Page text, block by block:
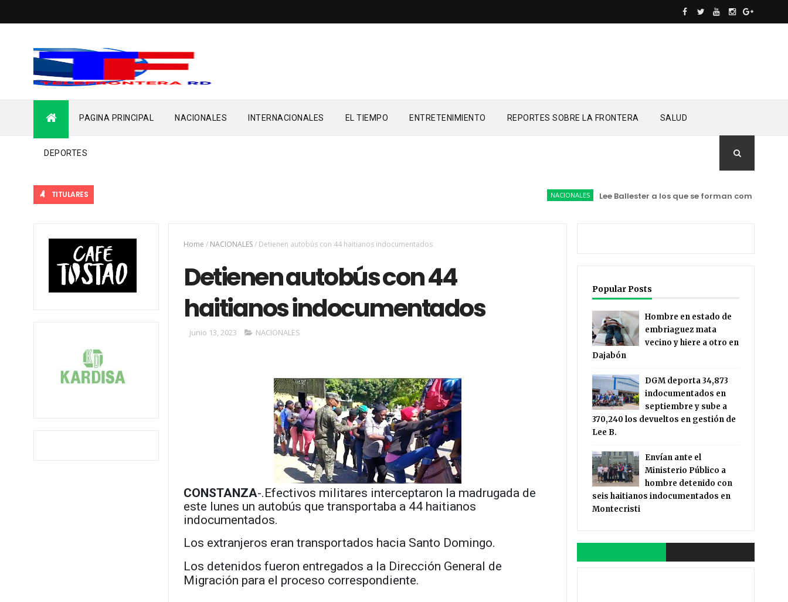
PAGINA PRINCIPAL NACIONALES INTERNACIONALES EL TIEMPO ENTRETENIMIENTO REPORTES SOBRE LA FRONTERA SALUD
DEPORTES
TITULARES NACIONALES Lee Ballester a los que se forman como agentes
Home / NACIONALES/ Detienen autobús con 44 haitianos indocumentados
Detienen autobús con 44
haitianos indocumentados
junio 13, 2023 NACIONALES
CONSTANZA-.Efectivos militares interceptaron la madrugada de
este lunes un autobús que transportaba a 44 haitianos
indocumentados.
Los extranjeros eran transportados hacia Santo Domingo.
Los detenidos fueron entregados a la Dirección General de
Migración para el proceso correspondiente.
Popular Posts
Hombre en estado de
embriaguez mata
vecino y hiere a otro en
Dajabón
DGM deporta 34,873
indocumentados en
septiembre y sube a
370,240 los devueltos en gestión de
Lee B.
Envían ante el
Ministerio Público a
hombre detenido con
seis haitianos indocumentados en
Montecristi